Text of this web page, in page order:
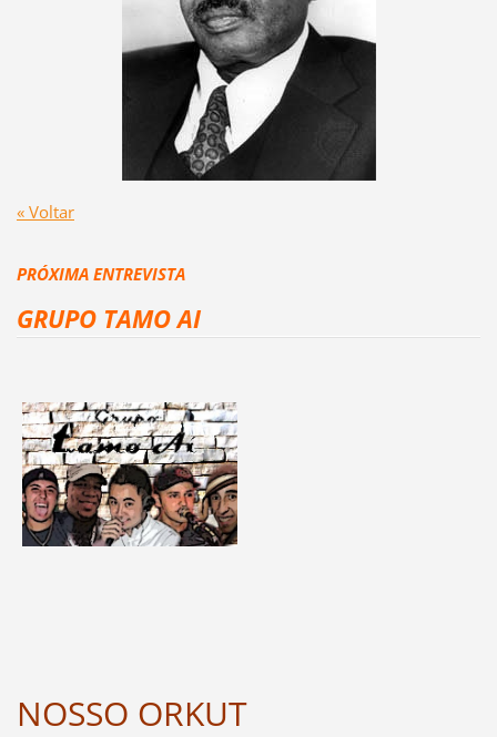
« Voltar
PRÓXIMA ENTREVISTA
GRUPO TAMO AI
NOSSO ORKUT